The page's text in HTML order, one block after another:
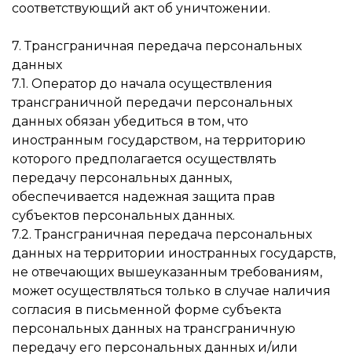
соответствующий акт об уничтожении.
7. Трансграничная передача персональных
данных
7.1. Оператор до начала осуществления
трансграничной передачи персональных
данных обязан убедиться в том, что
иностранным государством, на территорию
которого предполагается осуществлять
передачу персональных данных,
обеспечивается надежная защита прав
субъектов персональных данных.
7.2. Трансграничная передача персональных
данных на территории иностранных государств,
не отвечающих вышеуказанным требованиям,
может осуществляться только в случае наличия
согласия в письменной форме субъекта
персональных данных на трансграничную
передачу его персональных данных и/или